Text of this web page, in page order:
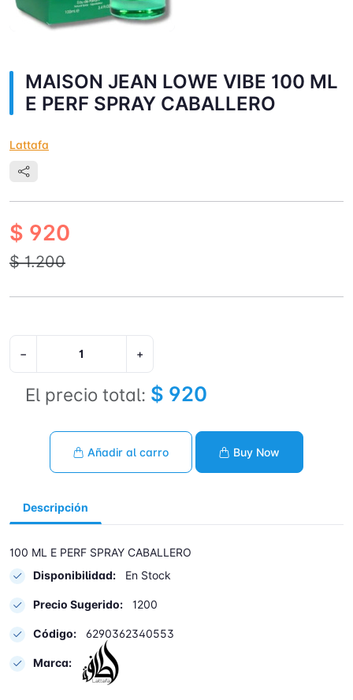
MAISON JEAN LOWE VIBE 100 ML
E PERF SPRAY CABALLERO
Lattafa
$ 920
$ 1.200
− +
El precio total: $ 920
Añadir al carro Buy Now
Descripción
100 ML E PERF SPRAY CABALLERO
Disponibilidad:
En Stock
Precio Sugerido: 1200
Código: 6290362340553
Marca: